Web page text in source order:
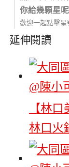
你給幾顆星呢
歡迎一起點擊星
延伸閱讀
【林
林口火